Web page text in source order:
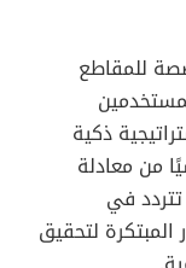
تُعد مجرد أرقام
ومختلف لدى
اليوم رافدًا
إلى طرق